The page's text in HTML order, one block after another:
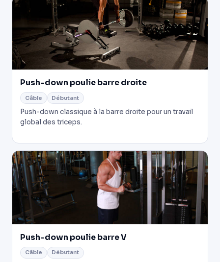
Push-down poulie barre droite
Câble Débutant
Push-down classique à la barre droite pour un travail
global des triceps.
Push-down poulie barre V
Câble Débutant